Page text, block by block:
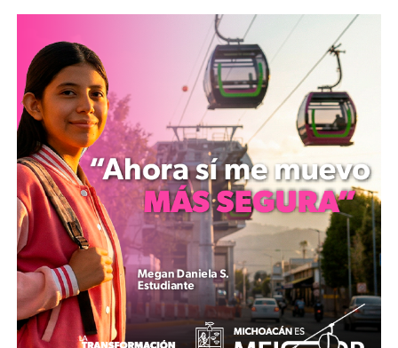
julio, para iniciar formalmente las actividades del ciclo
escolar el 31 de agosto de 2026. Cabe destacar que la
institución no contempla la aplicación de un examen de
admisión tradicional.
La infraestructura educativa de la UNRC se distribuye en
tres sedes estratégicas. En los municipios de Zitácuaro y
Múgica, la oferta académica comprende la Ingeniería en
Inteligencia Artificial, así como las licenciaturas en
Administración y Comercio, Contaduría y Finanzas,
Derecho y Seguridad Ciudadana, Gestión Ambiental
Sostenible y Psicología. Por su parte, el plantel ubicado
en Zacapu oferta las carreras de Administración y
Comercio, Derecho y Seguridad Ciudadana, Desarrollo
Comunitario para Zonas Metropolitanas y Tecnologías
de la Información y Comunicación.